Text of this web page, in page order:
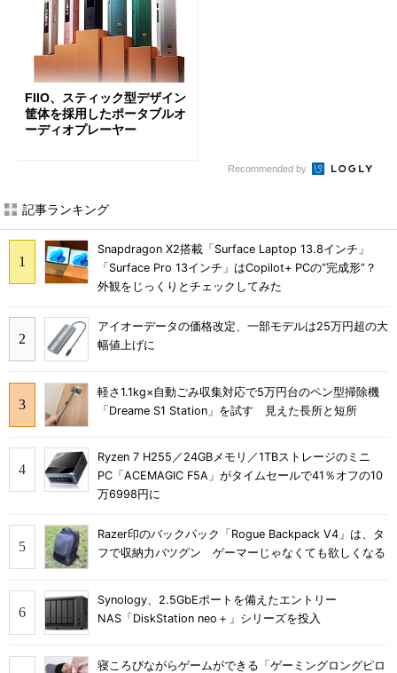
FIIO、スティック型デザイン
筐体を採用したポータブルオ
ーディオプレーヤー
Recommended by
記事ランキング
Snapdragon X2搭載「Surface Laptop 13.8インチ」
「Surface Pro 13インチ」はCopilot+ PCの“完成形”？
外観をじっくりとチェックしてみた
アイオーデータの価格改定、一部モデルは25万円超の大
幅値上げに
軽さ1.1kg×自動ごみ収集対応で5万円台のペン型掃除機
「Dreame S1 Station」を試す 見えた長所と短所
Ryzen 7 H255／24GBメモリ／1TBストレージのミニ
PC「ACEMAGIC F5A」がタイムセールで41％オフの10
万6998円に
Razer印のバックパック「Rogue Backpack V4」は、タ
フで収納力バツグン ゲーマーじゃなくても欲しくなる
Synology、2.5GbEポートを備えたエントリー
NAS「DiskStation neo＋」シリーズを投入
寝ころびながらゲームができる「ゲーミングロングピロ